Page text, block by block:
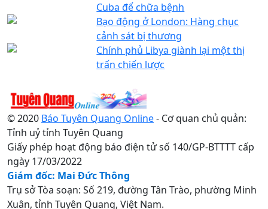
Cuba để chữa bệnh
Bạo động ở London: Hàng chục
cảnh sát bị thương
Chính phủ Libya giành lại một thị
trấn chiến lược
© 2020 Báo Tuyên Quang Online- Cơ quan chủ quản:
Tỉnh uỷ tỉnh Tuyên Quang
Giấy phép hoạt động báo điện tử số 140/GP-BTTTT cấp
ngày 17/03/2022
Giám đốc: Mai Đức Thông
Trụ sở Tòa soạn: Số 219, đường Tân Trào, phường Minh
Xuân, tỉnh Tuyên Quang, Việt Nam.